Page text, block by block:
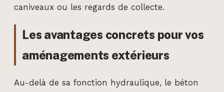
caniveaux ou les regards de collecte.
Les avantages concrets pour vos
aménagements extérieurs
Au-delà de sa fonction hydraulique, le béton